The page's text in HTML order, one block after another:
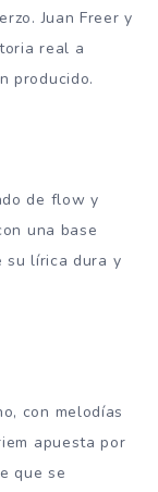
Juan Freer y
real a
producido.
de flow y
una base
su lírica dura y
con melodías
apuesta por
que se